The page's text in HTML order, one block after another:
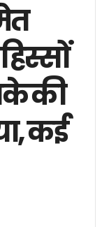
की
कई